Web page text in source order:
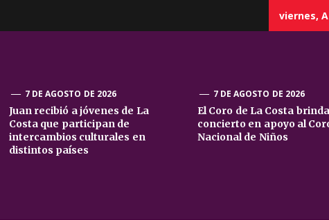
viernes,
La
Costa
7 DE AGOSTO DE 2026
Juan recibió a jóvenes de La
Costa que participan de
intercambios culturales en
distintos países
7 DE AGOSTO DE 2026
El Coro de La Costa
concierto en apoyo al
Nacional de Niños